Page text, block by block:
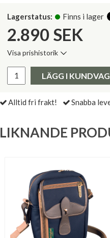
Lagerstatus: Finns i lager
2.890 SEK
Visa prishistorik
LÄGG I
Alltid fri frakt! Snabba
LIKNANDE